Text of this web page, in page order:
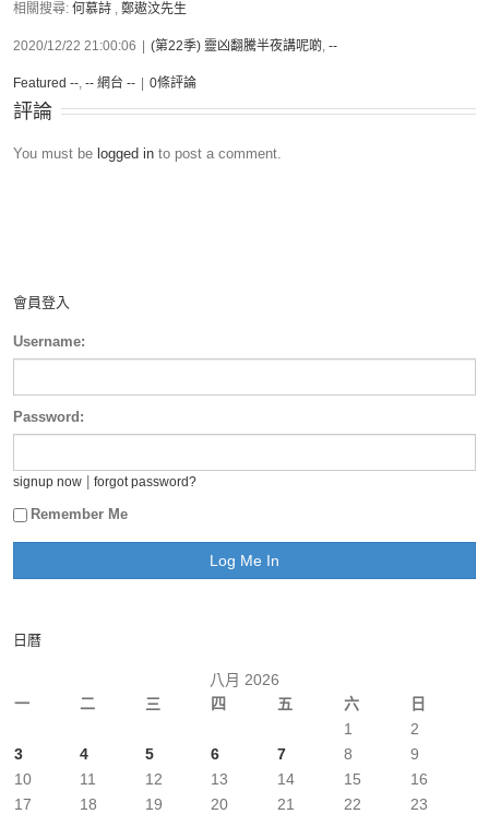
相關搜尋: 何慕詩 , 鄭遨汶先生
2020/12/22 21:00:06 (第22季) 靈凶翻騰半夜講呢啲, --
Featured --, -- 網台 -- 0條評論
評論
You must be logged in to post a comment.
會員登入
Username:
Password:
signup now forgot password?
Remember Me
日曆
八月 2026
一
二 三 四 五 六 日
1
2
3
4 5 6 7 8
9
10
11 12 13 14 15
16
17
18 19 20 21 22
23